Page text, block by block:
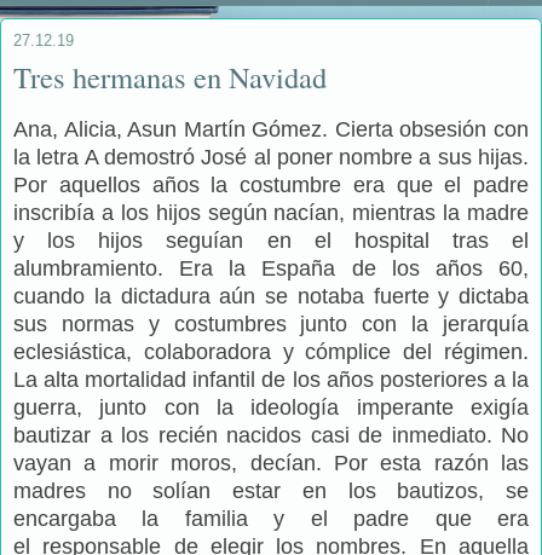
27.12.19
Tres hermanas en Navidad
Ana, Alicia, Asun Martín Gómez. Cierta obsesión con
la letra A demostró José al poner nombre a sus hijas.
Por aquellos años la costumbre era que el padre
inscribía a los hijos según nacían, mientras la madre
y los hijos seguían en el hospital tras el
alumbramiento. Era la España de los años 60,
cuando la dictadura aún se notaba fuerte y dictaba
sus normas y costumbres junto con la jerarquía
eclesiástica, colaboradora y cómplice del régimen.
La alta mortalidad infantil de los años posteriores a la
guerra, junto con la ideología imperante exigía
bautizar a los recién nacidos casi de inmediato. No
vayan a morir moros, decían. Por esta razón las
madres no solían estar en los bautizos, se
encargaba la familia y el padre que era
el responsable de elegir los nombres. En aquella